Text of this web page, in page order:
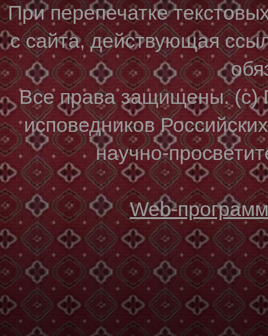
При перепечатке
с сайта, действующая
Все права защищены. (с)
исповедников
научно-
Web-